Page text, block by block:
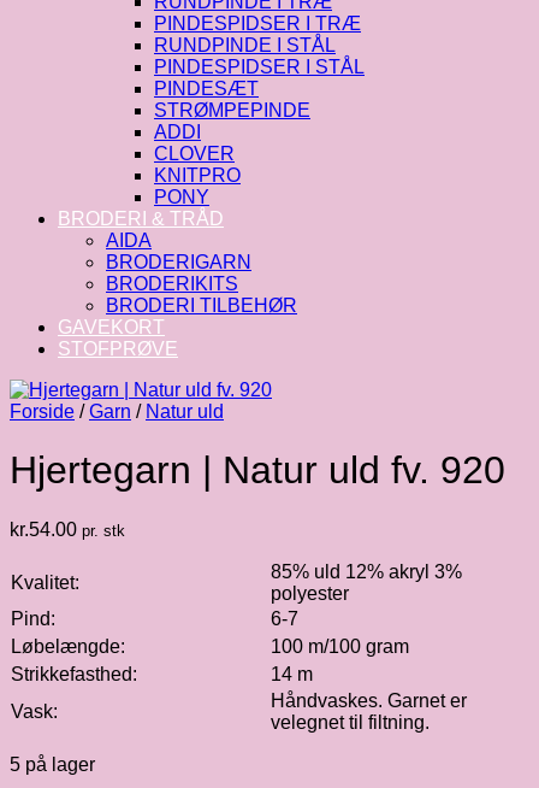
PINDESPIDSER I TRÆ
RUNDPINDE I STÅL
PINDESPIDSER I STÅL
PINDESÆT
STRØMPEPINDE
ADDI
CLOVER
KNITPRO
PONY
BRODERI & TRÅD
AIDA
BRODERIGARN
BRODERIKITS
BRODERI TILBEHØR
GAVEKORT
STOFPRØVE
Forside / Garn / Natur uld
Hjertegarn | Natur uld fv. 920
kr.54.00 pr. stk
Kvalitet:
85% uld 12% akryl 3%
polyester
Pind:
6-7
Løbelængde:
100 m/100 gram
Strikkefasthed:
14 m
Vask:
Håndvaskes. Garnet er
velegnet til filtning.
5 på lager